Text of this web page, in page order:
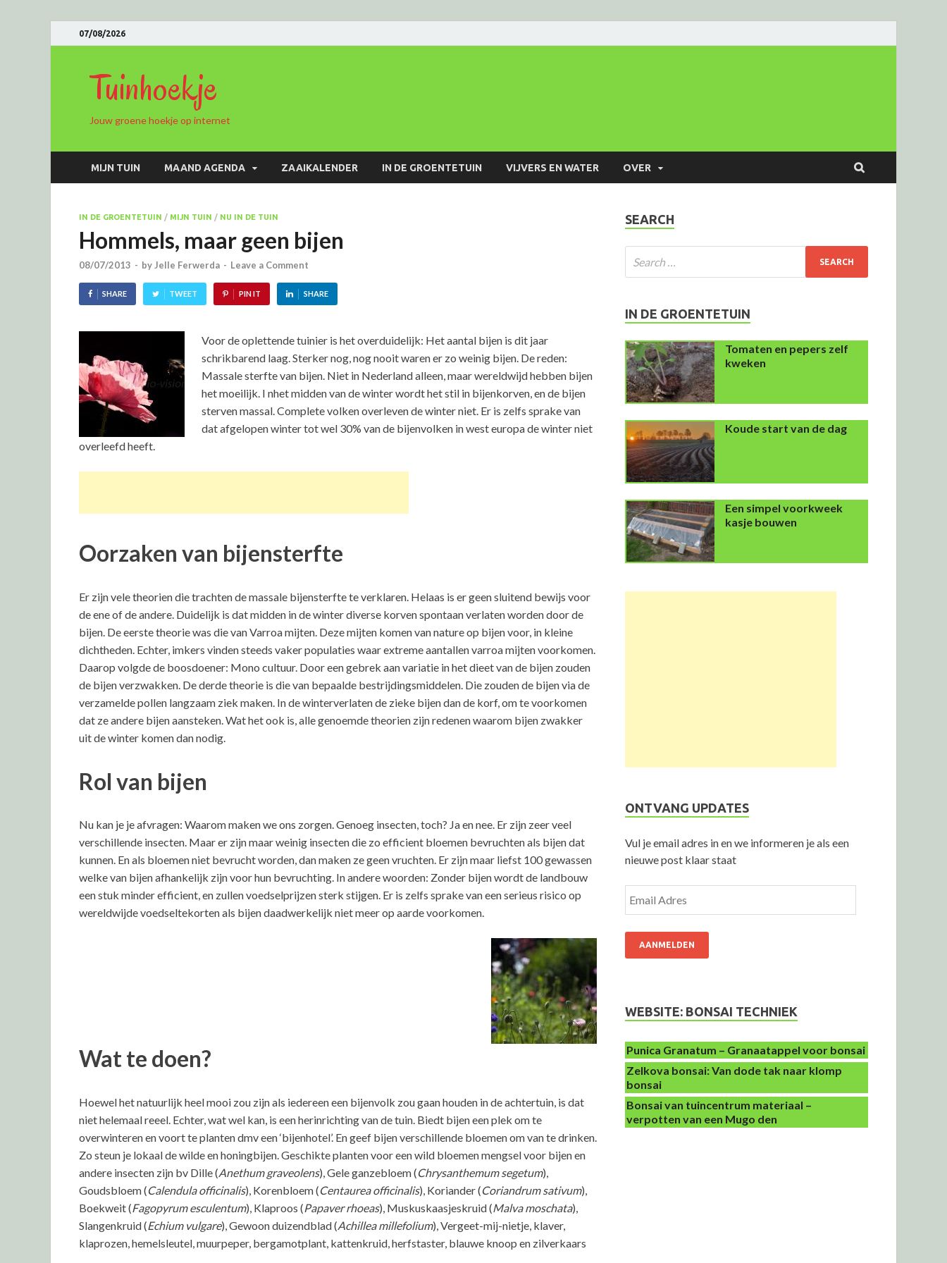
07/08/2026
Tuinhoekje
Jouw groene hoekje op internet
MIJN TUIN MAAND AGENDA ZAAIKALENDER IN DE GROENTETUIN VIJVERS EN WATER OVER
IN DE GROENTETUIN / MIJN TUIN / NU IN DE TUIN
Hommels, maar geen bijen
08/07/2013 - byJelle Ferwerda - Leave a Comment
SHARE TWEET PIN IT SHARE
Voor de oplettende tuinier is het overduidelijk: Het aantal bijen is dit jaar
schrikbarend laag. Sterker nog, nog nooit waren er zo weinig bijen. De reden:
Massale sterfte van bijen. Niet in Nederland alleen, maar wereldwijd hebben bijen
het moeilijk. I nhet midden van de winter wordt het stil in bijenkorven, en de bijen
sterven massal. Complete volken overleven de winter niet. Er is zelfs sprake van
dat afgelopen winter tot wel 30% van de bijenvolken in west europa de winter niet
overleefd heeft.
Oorzaken van bijensterfte
Er zijn vele theorien die trachten de massale bijensterfte te verklaren. Helaas is er geen sluitend bewijs voor
de ene of de andere. Duidelijk is dat midden in de winter diverse korven spontaan verlaten worden door de
bijen. De eerste theorie was die van Varroa mijten. Deze mijten komen van nature op bijen voor, in kleine
dichtheden. Echter, imkers vinden steeds vaker populaties waar extreme aantallen varroa mijten voorkomen.
Daarop volgde de boosdoener: Mono cultuur. Door een gebrek aan variatie in het dieet van de bijen zouden
de bijen verzwakken. De derde theorie is die van bepaalde bestrijdingsmiddelen. Die zouden de bijen via de
verzamelde pollen langzaam ziek maken. In de winterverlaten de zieke bijen dan de korf, om te voorkomen
dat ze andere bijen aansteken. Wat het ook is, alle genoemde theorien zijn redenen waarom bijen zwakker
uit de winter komen dan nodig.
Rol van bijen
Nu kan je je afvragen: Waarom maken we ons zorgen. Genoeg insecten, toch? Ja en nee. Er zijn zeer veel
verschillende insecten. Maar er zijn maar weinig insecten die zo efficient bloemen bevruchten als bijen dat
kunnen. En als bloemen niet bevrucht worden, dan maken ze geen vruchten. Er zijn maar liefst 100 gewassen
welke van bijen afhankelijk zijn voor hun bevruchting. In andere woorden: Zonder bijen wordt de landbouw
een stuk minder efficient, en zullen voedselprijzen sterk stijgen. Er is zelfs sprake van een serieus risico op
wereldwijde voedseltekorten als bijen daadwerkelijk niet meer op aarde voorkomen.
Wat te doen?
Hoewel het natuurlijk heel mooi zou zijn als iedereen een bijenvolk zou gaan houden in de achtertuin, is dat
niet helemaal reeel. Echter, wat wel kan, is een herinrichting van de tuin. Biedt bijen een plek om te
overwinteren en voort te planten dmv een ‘bijenhotel’. En geef bijen verschillende bloemen om van te drinken.
Zo steun je lokaal de wilde en honingbijen. Geschikte planten voor een wild bloemen mengsel voor bijen en
andere insecten zijn bv Dille (Anethum graveolens), Gele ganzebloem (Chrysanthemum segetum),
Goudsbloem (Calendula officinalis), Korenbloem (Centaurea officinalis), Koriander (Coriandrum sativum),
Boekweit (Fagopyrum esculentum), Klaproos (Papaver rhoeas), Muskuskaasjeskruid (Malva moschata),
Slangenkruid (Echium vulgare), Gewoon duizendblad (Achillea millefolium), Vergeet-mij-nietje, klaver,
klaprozen, hemelsleutel, muurpeper, bergamotplant, kattenkruid, herfstaster, blauwe knoop en zilverkaars
SEARCH
IN DE GROENTETUIN
Tomaten en pepers zelf
kweken
Koude start van de dag
Een simpel voorkweek
kasje bouwen
ONTVANG UPDATES
Vul je email adres in en we informeren je als een
nieuwe post klaar staat
AANMELDEN
WEBSITE: BONSAI TECHNIEK
Punica Granatum – Granaatappel voor bonsai
Zelkova bonsai: Van dode tak naar klomp
bonsai
Bonsai van tuincentrum materiaal –
verpotten van een Mugo den